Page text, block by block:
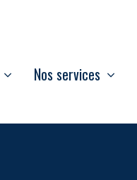
Nos services